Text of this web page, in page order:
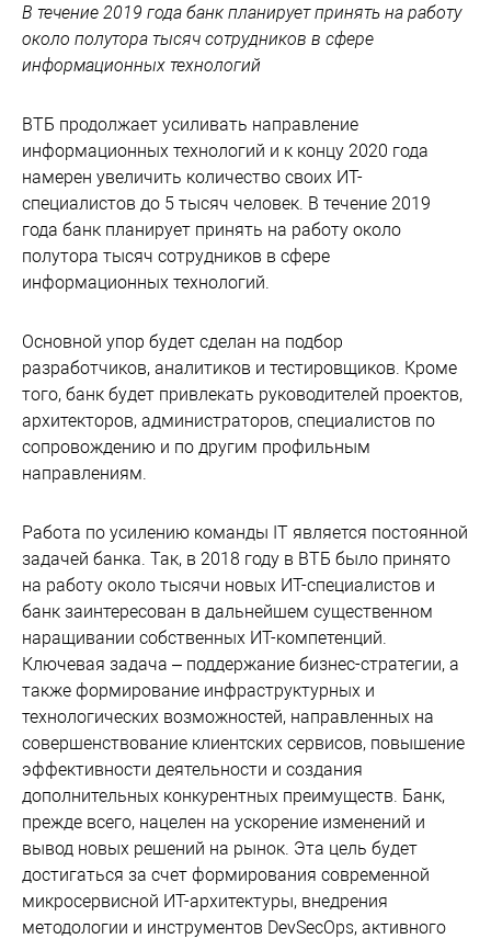
В течение 2019 года банк планирует принять на работу
около полутора тысяч сотрудников в сфере
информационных технологий
ВТБ продолжает усиливать направление
информационных технологий и к концу 2020 года
намерен увеличить количество своих ИТ-
специалистов до 5 тысяч человек. В течение 2019
года банк планирует принять на работу около
полутора тысяч сотрудников в сфере
информационных технологий.
Основной упор будет сделан на подбор
разработчиков, аналитиков и тестировщиков. Кроме
того, банк будет привлекать руководителей проектов,
архитекторов, администраторов, специалистов по
сопровождению и по другим профильным
направлениям.
Работа по усилению команды IT является постоянной
задачей банка. Так, в 2018 году в ВТБ было принято
на работу около тысячи новых ИТ-специалистов и
банк заинтересован в дальнейшем существенном
наращивании собственных ИТ-компетенций.
Ключевая задача – поддержание бизнес-стратегии, а
также формирование инфраструктурных и
технологических возможностей, направленных на
совершенствование клиентских сервисов, повышение
эффективности деятельности и создания
дополнительных конкурентных преимуществ. Банк,
прежде всего, нацелен на ускорение изменений и
вывод новых решений на рынок. Эта цель будет
достигаться за счет формирования современной
микросервисной ИТ-архитектуры, внедрения
методологии и инструментов DevSecOps, активного